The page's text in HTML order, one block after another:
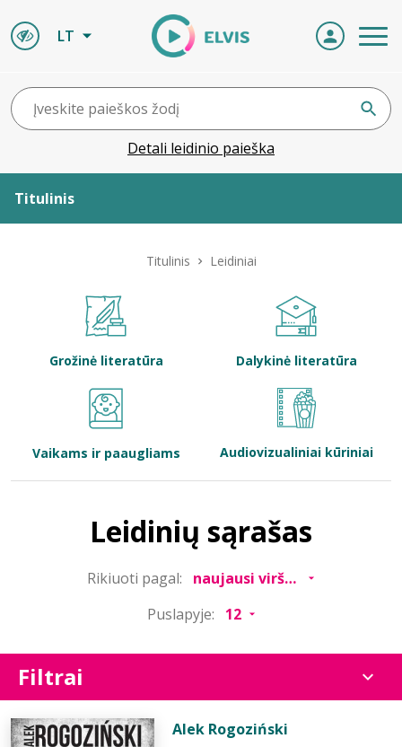
LT
Detali leidinio paieška
Titulinis
Bibliotekoms
Titulinis Leidiniai
Grožinė literatūra Dalykinė literatūra
Vaikams ir paaugliams Audiovizualiniai kūriniai
Leidinių sąrašas
Rikiuoti pagal:
Puslapyje:
Filtrai
Alek Rogoziński